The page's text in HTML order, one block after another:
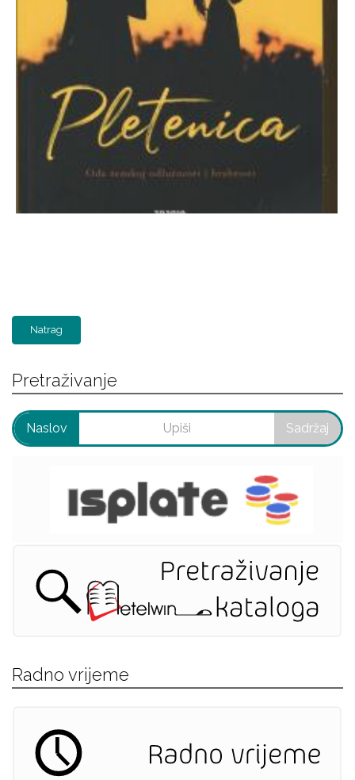
Natrag
Pretraživanje
Naslov Sadržaj
Radno vrijeme